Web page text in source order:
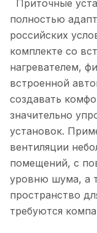
Приточные
полностью
российских
комплекте со
нагревателем,
встроенной
создавать
значительно
установок.
вентиляции
помещений, с
уровню шума, а
пространство
требуются